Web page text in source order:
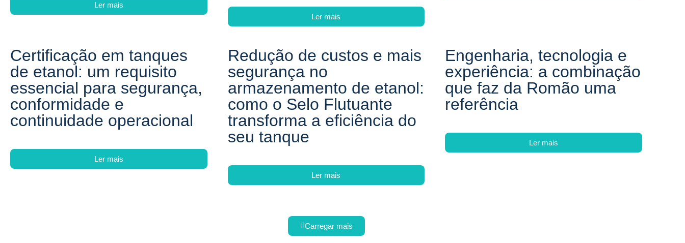
Ler mais
Ler mais
Certificação em tanques
de etanol: um requisito
essencial para segurança,
conformidade e
continuidade operacional
Ler mais
Redução de custos e mais
segurança no
armazenamento de etanol:
como o Selo Flutuante
transforma a eficiência do
seu tanque
Ler mais
Engenharia, tecnologia e
experiência: a combinação
que faz da Romão uma
referência
Ler mais
Carregar mais